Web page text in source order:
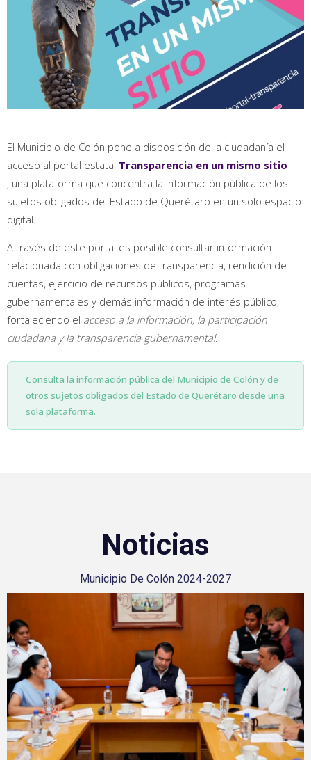
El Municipio de Colón pone a disposición de la ciudadanía el
acceso al portal estatal Transparencia en un mismo sitio
, una plataforma que concentra la información pública de los
sujetos obligados del Estado de Querétaro en un solo espacio
digital.
A través de este portal es posible consultar información
relacionada con obligaciones de transparencia, rendición de
cuentas, ejercicio de recursos públicos, programas
gubernamentales y demás información de interés público,
fortaleciendo el acceso a la información, la participación
ciudadana y la transparencia gubernamental.
Consulta la información pública del Municipio de Colón y de
otros sujetos obligados del Estado de Querétaro desde una
sola plataforma.
Noticias
Municipio De Colón 2024-2027